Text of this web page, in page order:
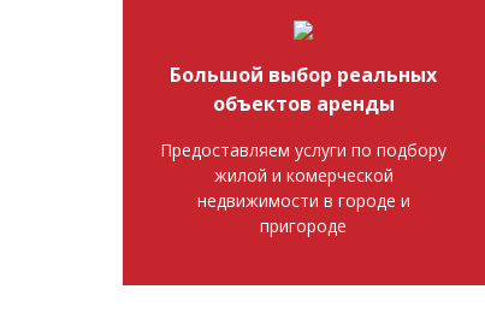
Большой выбор реальных
объектов аренды
Предоставляем услуги по подбору
жилой и комерческой
недвижимости в городе и
пригороде